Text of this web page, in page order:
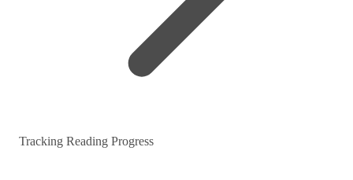
Tracking Reading Progress